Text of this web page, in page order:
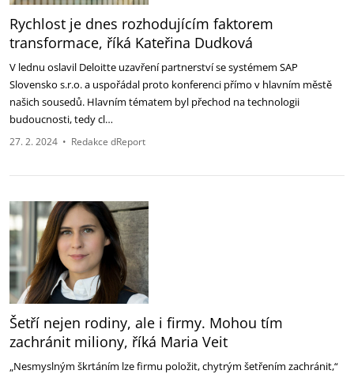
Rychlost je dnes rozhodujícím faktorem
transformace, říká Kateřina Dudková
V lednu oslavil Deloitte uzavření partnerství se systémem SAP
Slovensko s.r.o. a uspořádal proto konferenci přímo v hlavním městě
našich sousedů. Hlavním tématem byl přechod na technologii
budoucnosti, tedy cl…
27. 2. 2024 • Redakce dReport
Šetří nejen rodiny, ale i firmy. Mohou tím
zachránit miliony, říká Maria Veit
„Nesmyslným škrtáním lze firmu položit, chytrým šetřením zachránit,“